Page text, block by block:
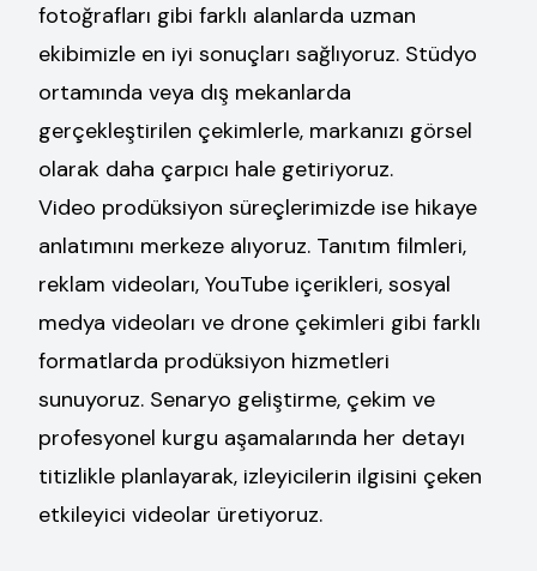
fotoğrafları gibi farklı alanlarda uzman
ekibimizle en iyi sonuçları sağlıyoruz. Stüdyo
ortamında veya dış mekanlarda
gerçekleştirilen çekimlerle, markanızı görsel
olarak daha çarpıcı hale getiriyoruz.
Video prodüksiyon süreçlerimizde ise hikaye
anlatımını merkeze alıyoruz. Tanıtım filmleri,
reklam videoları, YouTube içerikleri, sosyal
medya videoları ve drone çekimleri gibi farklı
formatlarda prodüksiyon hizmetleri
sunuyoruz. Senaryo geliştirme, çekim ve
profesyonel kurgu aşamalarında her detayı
titizlikle planlayarak, izleyicilerin ilgisini çeken
etkileyici videolar üretiyoruz.